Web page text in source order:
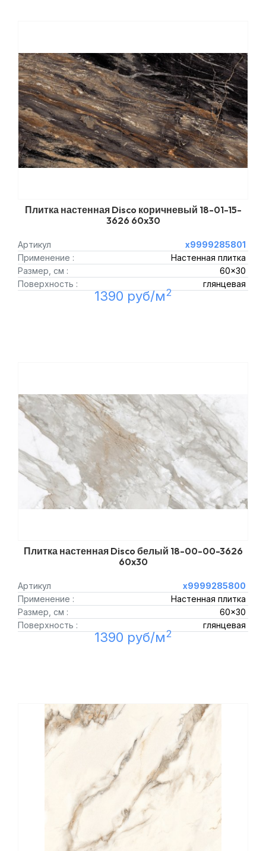
Плитка настенная Disco коричневый 18-01-15-
3626 60x30
Артикул
х9999285801
Применение :
Настенная плитка
Размер, см :
60x30
Поверхность :
глянцевая
1390 руб/м2
Плитка настенная Disco белый 18-00-00-3626
60x30
Артикул
х9999285800
Применение :
Настенная плитка
Размер, см :
60x30
Поверхность :
глянцевая
1390 руб/м2